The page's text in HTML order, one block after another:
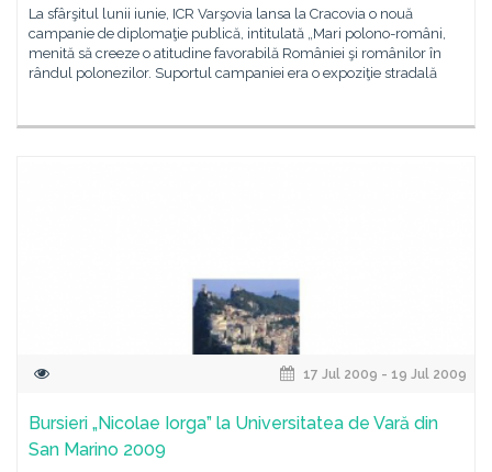
La sfârşitul lunii iunie, ICR Varşovia lansa la Cracovia o nouă
campanie de diplomaţie publică, intitulată „Mari polono-români,
menită să creeze o atitudine favorabilă României şi românilor în
rândul polonezilor. Suportul campaniei era o expoziţie stradală
17 Jul 2009 - 19 Jul 2009
Bursieri „Nicolae Iorga” la Universitatea de Vară din
San Marino 2009